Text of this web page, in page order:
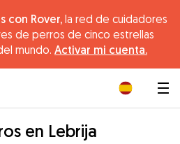
con Rover, la red de cuidadores
de perros de cinco estrellas
mundo. Activar mi cuenta.
en Lebrija